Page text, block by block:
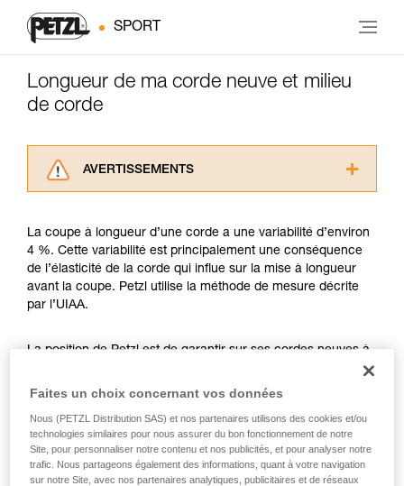
SPORT
Longueur de ma corde neuve et milieu
de corde
AVERTISSEMENTS
consulter. Vous devez avoir compris les
informations de la notice technique pour
pouvoir comprendre ce complément
d’informations.
Maîtriser ces techniques nécessite une
avec un professionnel votre capacité à refaire
Nous donnons des exemples de techniques
liées à votre activité. Il peut en exister d’autres
que nous ne décrivons pas ici.
La coupe à longueur d’une corde a une variabilité d’environ
4 %. Cette variabilité est principalement une conséquence
de l’élasticité de la corde qui influe sur la mise à longueur
avant la coupe. Petzl utilise la méthode de mesure décrite
par l’UIAA.
La position de Petzl est de garantir sur ses cordes neuves à
corde neuve Petzl de 50 mètres pourra mesurer à minima 50
neuve Petzl de 70 mètres pourra mesurer à minima 70
mètres et à maxima 73 mètres. De même pour la position du
milieu de corde, vous pouvez observer un écart entre les
deux extrémités de votre corde de 1,2 m.
Faites un choix concernant vos données
Nous (PETZL Distribution SAS) et nos partenaires utilisons des cookies et/ou
technologies similaires pour nous assurer du bon fonctionnement de notre
Site, pour personnaliser notre contenu et nos publicités, et pour analyser notre
trafic. Nous partageons également des informations, quant à votre navigation
sur notre Site, avec nos partenaires analytiques, publicitaires et de réseaux